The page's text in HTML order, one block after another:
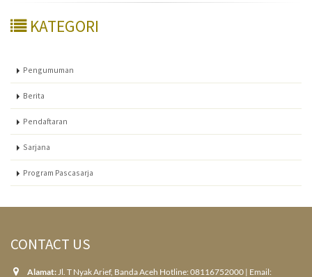
KATEGORI
Pengumuman
Berita
Pendaftaran
Sarjana
Program Pascasarja
CONTACT US
Alamat: Jl. T Nyak Arief, Banda Aceh Hotline: 08116752000 | Email: